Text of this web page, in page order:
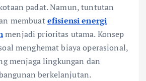
padat. Namun, tuntutan
membuatefisiensi energi
menjadi prioritas utama. Konsep
menghemat biaya operasional,
menjaga lingkungan dan
berkelanjutan.